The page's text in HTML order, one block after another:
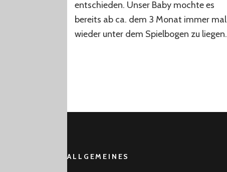
von
Fisher
Price
entschieden. Unser Baby mochte es
bereits ab ca. dem 3 Monat immer mal
wieder unter dem Spielbogen zu liegen.
ALLGEMEINES